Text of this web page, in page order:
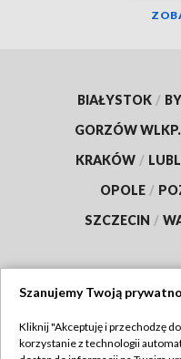
BIAŁYSTOK /
GORZÓW WLKP.
KRAKÓW /
OPOLE /
SZCZECIN /
Szanujemy Twoją
Kliknij "Akceptuję i przechodzę
korzystanie z technologii